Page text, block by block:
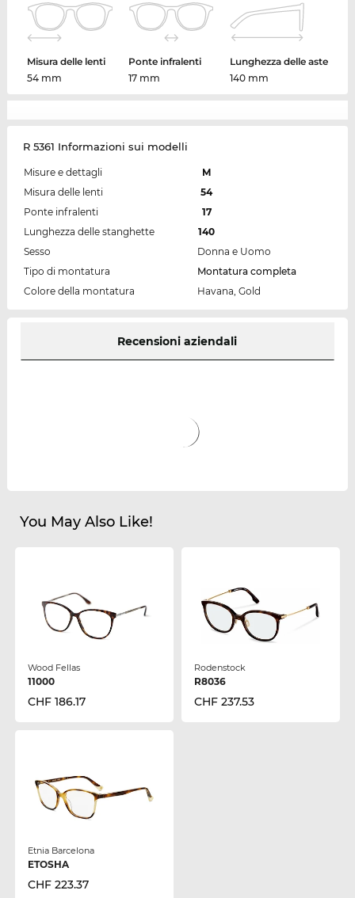
Misura delle lenti
54 mm
Ponte infralenti
17 mm
Lunghezza delle aste
140 mm
R 5361 Informazioni sui modelli
Misure e dettagli
M
Misura delle lenti
54
Ponte infralenti
17
Lunghezza delle stanghette
140
Sesso
Donna e Uomo
Tipo di montatura
Montatura completa
Colore della montatura
Havana, Gold
Recensioni aziendali
You May Also Like!
Wood Fellas
11000
CHF 186.17
Rodenstock
R8036
CHF 237.53
Etnia Barcelona
ETOSHA
CHF 223.37